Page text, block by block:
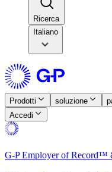
Ricerca​​
Italiano
Prodotti​​ soluzione​​
Accedi​​
G-P Employer of Record™